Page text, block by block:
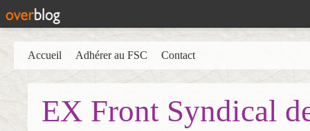
EX Front Syndical
Accueil Adhérer au FSC Contact